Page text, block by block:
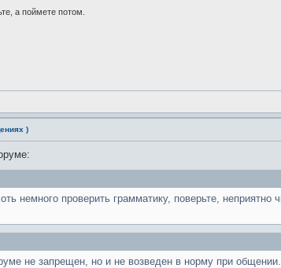
а поймете потом.
)
немного проверить грамматику, поверьте,
не запрещен, но и не возведен в норму при общении.